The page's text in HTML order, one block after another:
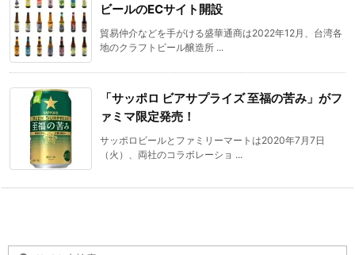
ビールのECサイト開設
貿易仲介などを手がける盛華通商は2022年12月、台湾各
地のクラフトビール醸造所 ...
「サッポロ ビアサプライズ 至福の苦み」がフ
ァミマ限定発売！
サッポロビールとファミリーマートは2020年7月7日
（火）、両社のコラボレーショ ...